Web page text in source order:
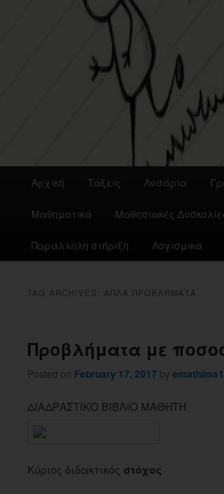
Αρχική Τάξεις Λυσάρια
Μαθηματικά Μαθησιακές
Παράλληλη στήριξη Λογισμικά
TAG ARCHIVES: ΑΠΛΆ ΠΡΟΒΛΉΜΑΤΑ
Προβλήματα με
Posted on February 17, 2017 by
ΔΙΑΔΡΑΣΤΙΚΟ ΒΙΒΛΙΟ ΜΑΘΗΤΗ
Κύριος διδακτικός στόχος